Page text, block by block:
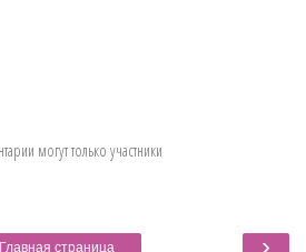
могут только участники
›
Главная страница